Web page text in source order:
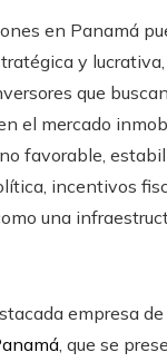
en Panamá
y
que buscan
el mercado
favorable,
incentivos
una
empresa de
, que se